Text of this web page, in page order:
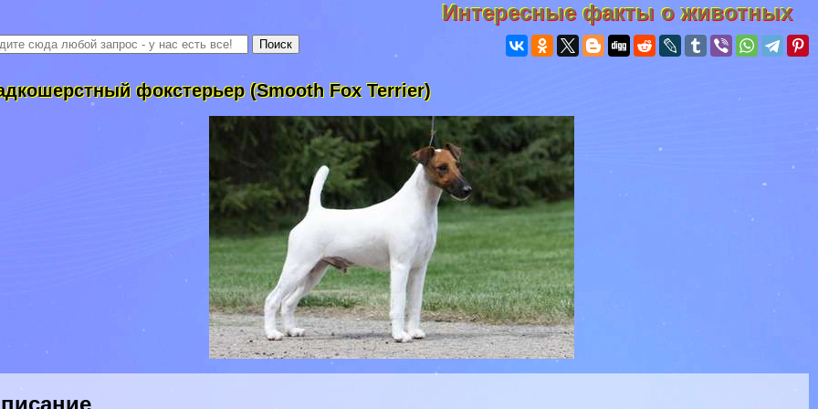
Интересные факты о животных
фокстерьер (Smooth Fox Terrier)